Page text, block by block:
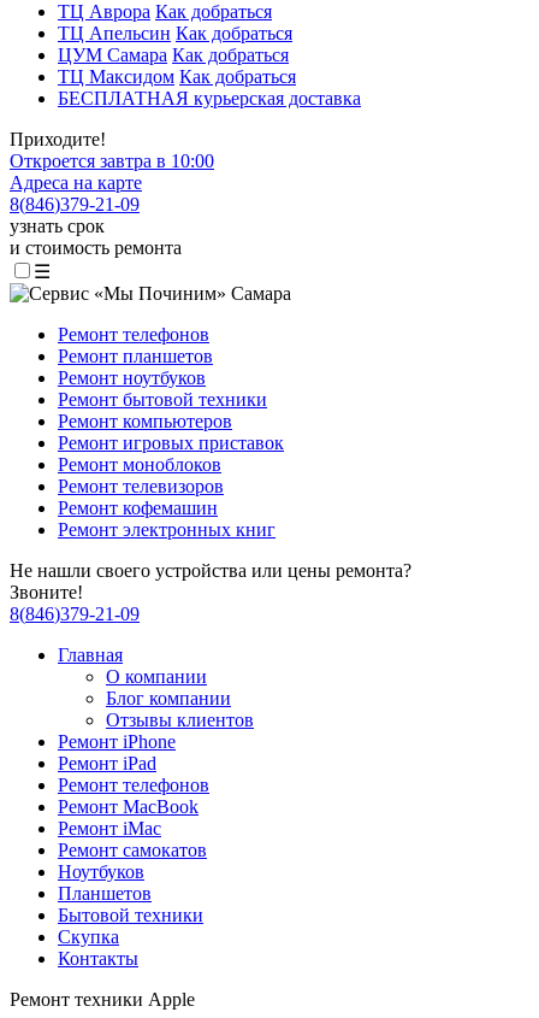
ТЦ Аврора Как добраться
ТЦ Апельсин Как добраться
ЦУМ Самара Как добраться
ТЦ Максидом Как добраться
БЕСПЛАТНАЯ курьерская доставка
Приходите!
Откроется завтра в 10:00
Адреса на карте
8(846)379-21-09
узнать срок
и стоимость ремонта
☰
Ремонт телефонов
Ремонт планшетов
Ремонт ноутбуков
Ремонт бытовой техники
Ремонт компьютеров
Ремонт игровых приставок
Ремонт моноблоков
Ремонт телевизоров
Ремонт кофемашин
Ремонт электронных книг
Не нашли своего устройства или цены ремонта?
Звоните!
8(846)379-21-09
Главная
О компании
Блог компании
Отзывы клиентов
Ремонт iPhone
Ремонт iPad
Ремонт телефонов
Ремонт MacBook
Ремонт iMac
Ремонт самокатов
Ноутбуков
Планшетов
Бытовой техники
Скупка
Контакты
Ремонт техники Apple